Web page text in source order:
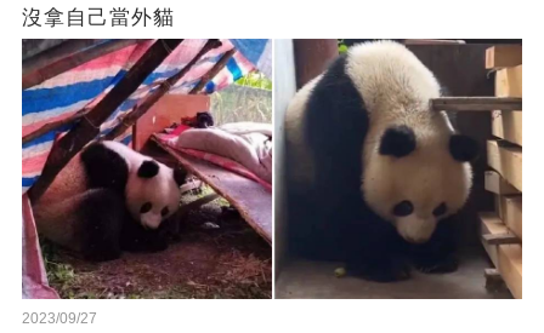
沒拿自己當外貓
2023/09/27